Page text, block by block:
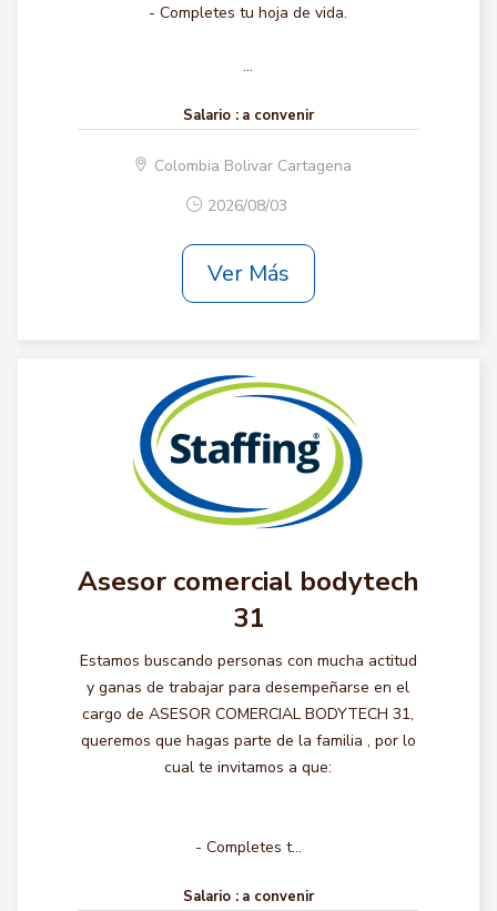
- Completes tu hoja de vida.
...
Salario : a convenir
Colombia Bolivar Cartagena
2026/08/03
Ver Más
Asesor comercial bodytech
31
Estamos buscando personas con mucha actitud
y ganas de trabajar para desempeñarse en el
cargo de ASESOR COMERCIAL BODYTECH 31,
queremos que hagas parte de la familia , por lo
cual te invitamos a que:
- Completes t...
Salario : a convenir